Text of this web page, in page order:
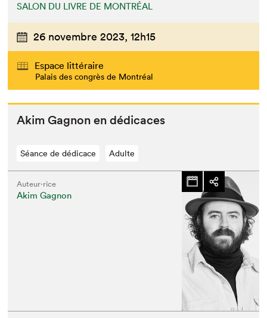
SALON DU LIVRE DE MONTRÉAL
26 novembre 2023, 12h15
Espace littéraire
Palais des congrès de Montréal
Akim Gagnon en dédicaces
Séance de dédicace Adulte
Auteur·rice
Akim Gagnon